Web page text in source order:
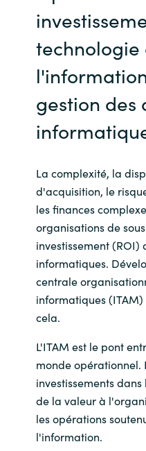
technologie
gestion des
La complexité, la
d'acquisition, le
les finances
organisations de
investissement (ROI)
informatiques.
centrale
informatiques
cela.
L'ITAM est le pont
monde
investissements
de la valeur à
les opérations
l'information.